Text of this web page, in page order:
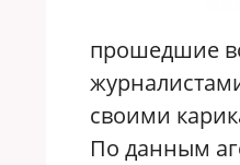
прошедшие
своими
По данным